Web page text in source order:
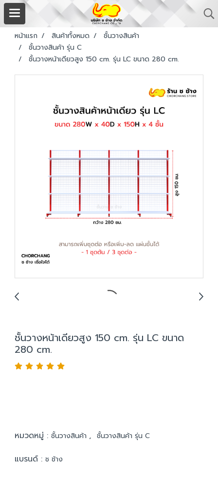
หน้าแรก สินค้าทั้งหมด
ชั้นวางสินค้า
ชั้นวางสินค้า รุ่น C
ชั้นวางหน้าเดียวสูง 150 cm. รุ่น LC ขนาด 280 cm.
ชั้นวางหน้าเดียวสูง 150 cm. รุ่น LC ขนาด
280 cm.
หมวดหมู่ : ชั้นวางสินค้า , ชั้นวางสินค้า รุ่น C
แบรนด์ : ช ช้าง